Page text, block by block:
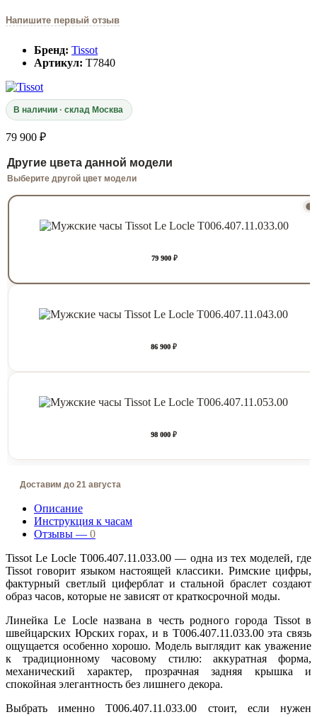
Напишите первый отзыв
Бренд: Tissot
Артикул: T7840
В наличии · склад Москва
79 900 ₽
Другие цвета данной модели
Выберите другой цвет модели
79 900 ₽
86 900 ₽
98 000 ₽
Доставим до 21 августа
Описание
Инструкция к часам
Отзывы — 0
Tissot Le Locle T006.407.11.033.00 — одна из тех моделей, где
Tissot говорит языком настоящей классики. Римские цифры,
фактурный светлый циферблат и стальной браслет создают
образ часов, которые не зависят от краткосрочной моды.
Линейка Le Locle названа в честь родного города Tissot в
швейцарских Юрских горах, и в T006.407.11.033.00 эта связь
ощущается особенно хорошо. Модель выглядит как уважение
к традиционному часовому стилю: аккуратная форма,
механический характер, прозрачная задняя крышка и
спокойная элегантность без лишнего декора.
Выбрать именно T006.407.11.033.00 стоит, если нужен